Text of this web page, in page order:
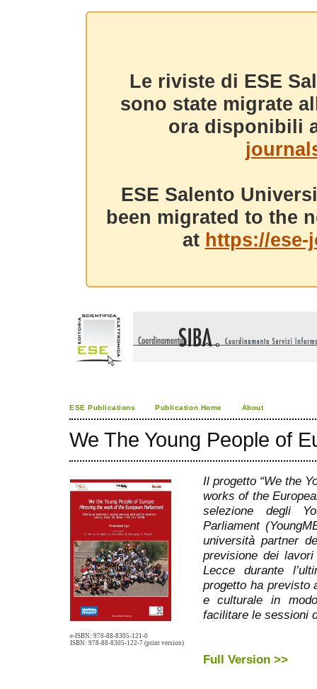
Le riviste di ESE
sono state migrate
ora disponibili
ESE Salento
been migrated to the
at https://
ESE Publications Publication Home About
We The Young People of
e-ISBN: 978-88-8305-121-0
ISBN: 978-88-8305-122-7 (print version)
Il progetto “We the
works of the
selezione degli
Parliament
università partner
previsione dei
Lecce durante
progetto ha previsto
e culturale in
facilitare le sessioni
Full Version >>